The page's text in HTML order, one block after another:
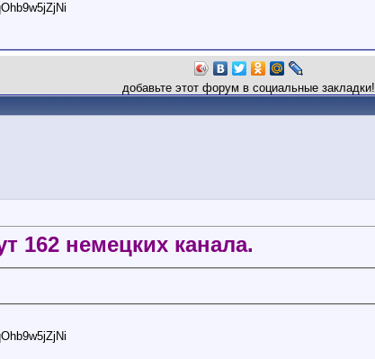
добавьте этот форум в социальные закладки!
162 немецких канала.